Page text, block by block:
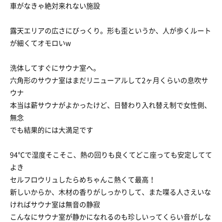
車がなきゃ絶対来れない施設
露天エリアの広さにびっくり。形も歪というか、人が歩くルート
が細くてオモロいw
洗体してすぐにサウナ室へ。
六角形のサウナ室はまだリニューアルして2ヶ月くらいの息吹サ
ウナ
本当は薪サウナがよかったけど、日替わり入れ替え制で女性側、
無念
でも結果的には大満足です
94℃で湿度そこそこ、熱の回りも良くてどこ座っても安定してて
よき
セルフロウリュしたらめちゃんこ熱くて最高！
新しいからか、木材の香りがしっかりして、また喋る人さえいな
ければサウナ室は無音の静寂
こんなにサウナ室が静かになれるのも珍しいってくらい音がしな